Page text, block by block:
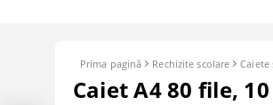
Prima pagină Rechizite scolare Caiete
Caiet A4 80 file,